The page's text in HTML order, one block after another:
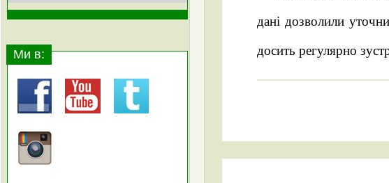
Ми в:
дані дозволили
досить регулярно